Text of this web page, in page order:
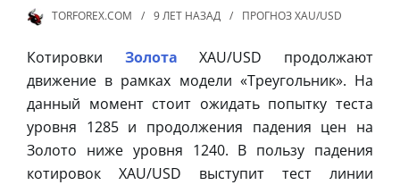
TORFOREX.COM 9 ЛЕТ НАЗАД ПРОГНОЗ XAU/USD
Котировки Золота XAU/USD продолжают
движение в рамках модели «Треугольник». На
данный момент стоит ожидать попытку теста
уровня 1285 и продолжения падения цен на
Золото ниже уровня 1240. В пользу падения
котировок XAU/USD выступит тест линии